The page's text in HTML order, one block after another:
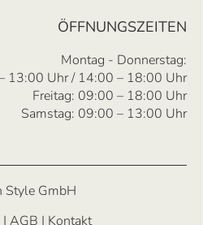
ÖFFNUNGSZEITEN
Montag - Donnerstag:
13:00 Uhr / 14:00 – 18:00 Uhr
Freitag: 09:00 – 18:00 Uhr
Samstag: 09:00 – 13:00 Uhr
GmbH
| AGB | Kontakt